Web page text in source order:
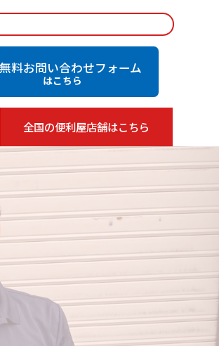
無料お問い合わせフォーム
はこちら
全国の便利屋店舗はこちら